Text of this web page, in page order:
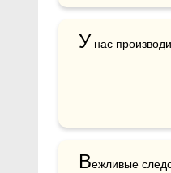
У нас
Вежливые